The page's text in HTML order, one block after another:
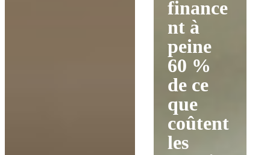
finance
nt à
peine
60 %
de ce
que
coûtent
les